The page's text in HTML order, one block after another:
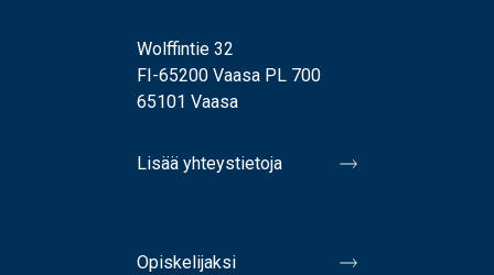
Wolffintie 32
FI-65200 Vaasa PL 700
65101 Vaasa
Lisää yhteystietoja
Opiskelijaksi